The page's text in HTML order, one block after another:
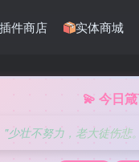
插件商店 实体商城
💫 今日
"少壮不努力，老大徒伤